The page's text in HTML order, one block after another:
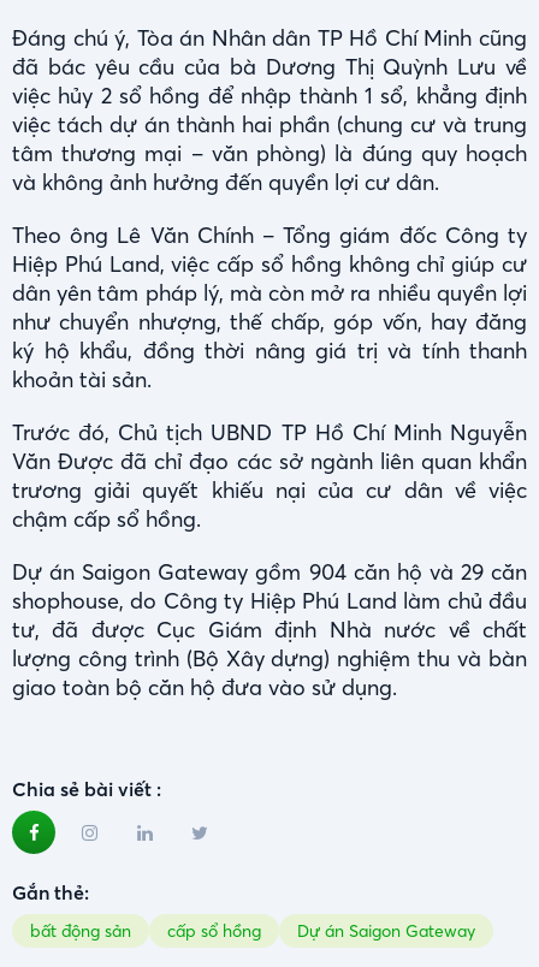
Đáng chú ý, Tòa án Nhân dân TP Hồ Chí Minh cũng
đã bác yêu cầu của bà Dương Thị Quỳnh Lưu về
việc hủy 2 sổ hồng để nhập thành 1 sổ, khẳng định
việc tách dự án thành hai phần (chung cư và trung
tâm thương mại – văn phòng) là đúng quy hoạch
và không ảnh hưởng đến quyền lợi cư dân.
Theo ông Lê Văn Chính – Tổng giám đốc Công ty
Hiệp Phú Land, việc cấp sổ hồng không chỉ giúp cư
dân yên tâm pháp lý, mà còn mở ra nhiều quyền lợi
như chuyển nhượng, thế chấp, góp vốn, hay đăng
ký hộ khẩu, đồng thời nâng giá trị và tính thanh
khoản tài sản.
Trước đó, Chủ tịch UBND TP Hồ Chí Minh Nguyễn
Văn Được đã chỉ đạo các sở ngành liên quan khẩn
trương giải quyết khiếu nại của cư dân về việc
chậm cấp sổ hồng.
Dự án Saigon Gateway gồm 904 căn hộ và 29 căn
shophouse, do Công ty Hiệp Phú Land làm chủ đầu
tư, đã được Cục Giám định Nhà nước về chất
lượng công trình (Bộ Xây dựng) nghiệm thu và bàn
giao toàn bộ căn hộ đưa vào sử dụng.
Chia sẻ bài viết :
Gắn thẻ:
bất động sản cấp sổ hồng Dự án Saigon Gateway